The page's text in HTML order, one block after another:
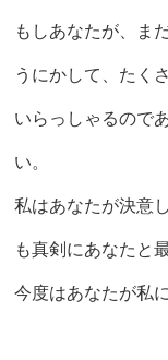
もしあなたが、ま
うにかして、たく
いらっしゃるので
い。
私はあなたが決意
も真剣にあなたと
今度はあなたが私